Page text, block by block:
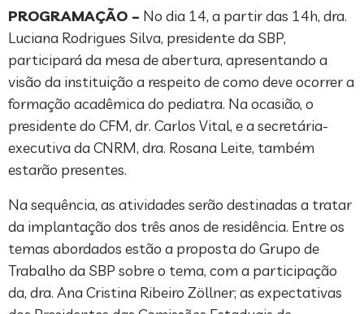
PROGRAMAÇÃO – No dia 14, a partir das 14h, dra.
Luciana Rodrigues Silva, presidente da SBP,
participará da mesa de abertura, apresentando a
visão da instituição a respeito de como deve ocorrer a
formação acadêmica do pediatra. Na ocasião, o
presidente do CFM, dr. Carlos Vital, e a secretária-
executiva da CNRM, dra. Rosana Leite, também
estarão presentes.
Na sequência, as atividades serão destinadas a tratar
da implantação dos três anos de residência. Entre os
temas abordados estão a proposta do Grupo de
Trabalho da SBP sobre o tema, com a participação
da, dra. Ana Cristina Ribeiro Zöllner; as expectativas